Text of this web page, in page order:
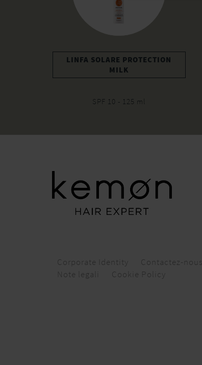
LINFA SOLARE PROTECTION
MILK
SPF 10 - 125 ml
Corporate Identity Contactez-nous
Note legali
Cookie Policy